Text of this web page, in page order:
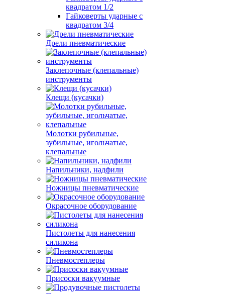
квадратом 1/2
Гайковерты ударные с
квадратом 3/4
Дрели пневматические
Заклепочные (клепальные)
инструменты
Клещи (кусачки)
Молотки рубильные,
зубильные, игольчатые,
клепальные
Напильники, надфили
Ножницы пневматические
Окрасочное оборудование
Пистолеты для нанесения
силикона
Пневмостеплеры
Присоски вакуумные